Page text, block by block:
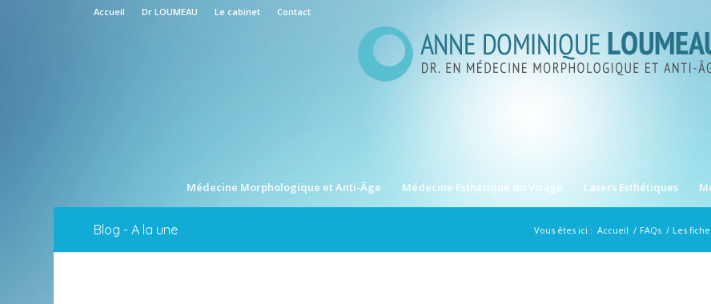
Accueil Dr LOUMEAU Le cabinet Contact
Médecine Morphologique et Anti-Âge Médecine Esthétique du Visage Lasers Esthétiques
Blog - A la une Vous êtes ici : Accueil / FAQs / Les